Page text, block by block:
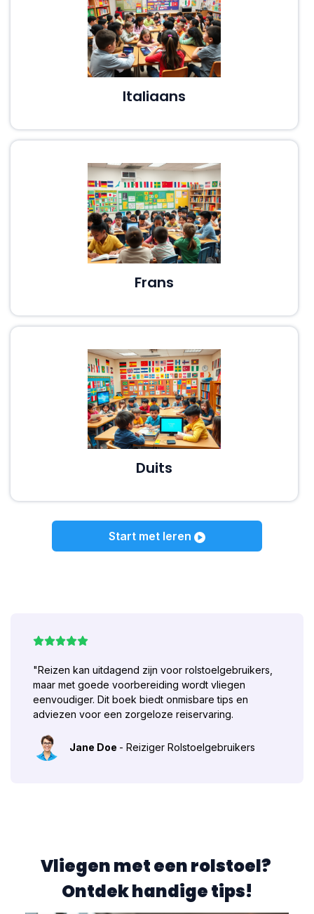
Italiaans
Frans
Duits
Start met leren
"Reizen kan uitdagend zijn voor rolstoelgebruikers,
maar met goede voorbereiding wordt vliegen
eenvoudiger. Dit boek biedt onmisbare tips en
adviezen voor een zorgeloze reiservaring.
Jane Doe - Reiziger Rolstoelgebruikers
Vliegen met een rolstoel?
Ontdek handige tips!